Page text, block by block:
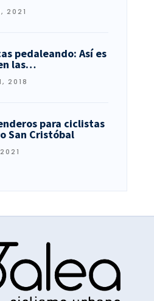
2021
pedaleando: Así es
las…
2018
para ciclistas
San Cristóbal